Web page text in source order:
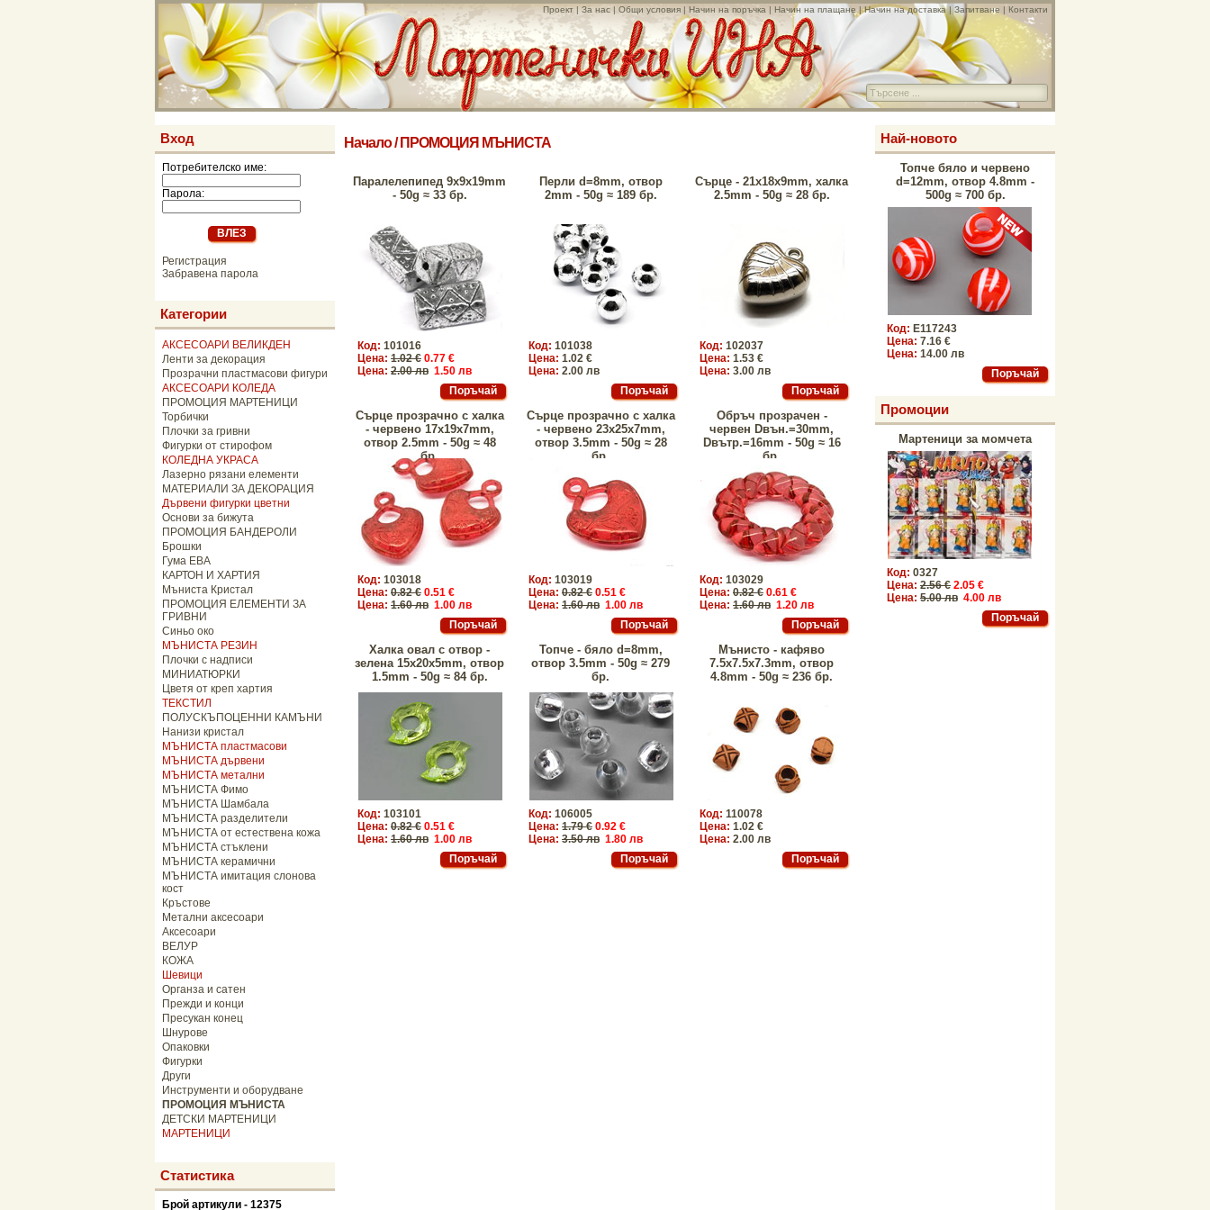
Проект |За нас | Общи условия | Начин на поръчка | Начин на плащане|Начин на доставка|Запитване | Контакти
Вход
Потребителско име:
Парола:
Регистрация
Забравена парола
Категории
АКСЕСОАРИ ВЕЛИКДЕН
Ленти за декорация
Прозрачни пластмасови фигури
АКСЕСОАРИ КОЛЕДА
ПРОМОЦИЯ МАРТЕНИЦИ
Торбички
Плочки за гривни
Фигурки от стирофом
КОЛЕДНА УКРАСА
Лазерно рязани елементи
МАТЕРИАЛИ ЗА ДЕКОРАЦИЯ
Дървени фигурки цветни
Основи за бижута
ПРОМОЦИЯ БАНДЕРОЛИ
Брошки
Гума ЕВА
КАРТОН И ХАРТИЯ
Мъниста Кристал
ПРОМОЦИЯ ЕЛЕМЕНТИ ЗА
ГРИВНИ
Синьо око
МЪНИСТА РЕЗИН
Плочки с надписи
МИНИАТЮРКИ
Цветя от креп хартия
ТЕКСТИЛ
ПОЛУСКЪПОЦЕННИ КАМЪНИ
Нанизи кристал
МЪНИСТА пластмасови
МЪНИСТА дървени
МЪНИСТА метални
МЪНИСТА Фимо
МЪНИСТА Шамбала
МЪНИСТА разделители
МЪНИСТА от естествена кожа
МЪНИСТА стъклени
МЪНИСТА керамични
МЪНИСТА имитация слонова
кост
Кръстове
Метални аксесоари
Аксесоари
ВЕЛУР
КОЖА
Шевици
Органза и сатен
Прежди и конци
Пресукан конец
Шнурове
Опаковки
Фигурки
Други
Инструменти и оборудване
ПРОМОЦИЯ МЪНИСТА
ДЕТСКИ МАРТЕНИЦИ
МАРТЕНИЦИ
Статистика
Брой артикули - 12375
Начало/ ПРОМОЦИЯ МЪНИСТА
Паралелепипед 9х9х19mm
- 50g ≈ 33 бр.
Код: 101016
Цена: 1.02 € 0.77 €
Цена: 2.00 лв 1.50 лв
Перли d=8mm, отвор
2mm - 50g ≈ 189 бр.
Код: 101038
Цена: 1.02 €
Цена: 2.00 лв
Сърце - 21х18х9mm, халка
2.5mm - 50g ≈ 28 бр.
Код: 102037
Цена: 1.53 €
Цена: 3.00 лв
Сърце прозрачно с халка
- червено 17x19x7mm,
отвор 2.5mm - 50g ≈ 48
бр.
Код: 103018
Цена: 0.82 € 0.51 €
Цена: 1.60 лв 1.00 лв
Сърце прозрачно с халка
- червено 23x25x7mm,
отвор 3.5mm - 50g ≈ 28
бр.
Код: 103019
Цена: 0.82 € 0.51 €
Цена: 1.60 лв 1.00 лв
Обръч прозрачен -
червен Dвън.=30mm,
Dвътр.=16mm - 50g ≈ 16
бр.
Код: 103029
Цена: 0.82 € 0.61 €
Цена: 1.60 лв 1.20 лв
Халка овал с отвор -
зелена 15x20x5mm, отвор
1.5mm - 50g ≈ 84 бр.
Код: 103101
Цена: 0.82 € 0.51 €
Цена: 1.60 лв 1.00 лв
Топче - бяло d=8mm,
отвор 3.5mm - 50g ≈ 279
бр.
Код: 106005
Цена: 1.79 € 0.92 €
Цена: 3.50 лв 1.80 лв
Мънисто - кафяво
7.5х7.5x7.3mm, отвор
4.8mm - 50g ≈ 236 бр.
Код: 110078
Цена: 1.02 €
Цена: 2.00 лв
Най-новото
Топче бяло и червено
d=12mm, отвор 4.8mm -
500g ≈ 700 бр.
Код: E117243
Цена: 7.16 €
Цена: 14.00 лв
Промоции
Мартеници за момчета
Код: 0327
Цена: 2.56 € 2.05 €
Цена: 5.00 лв 4.00 лв